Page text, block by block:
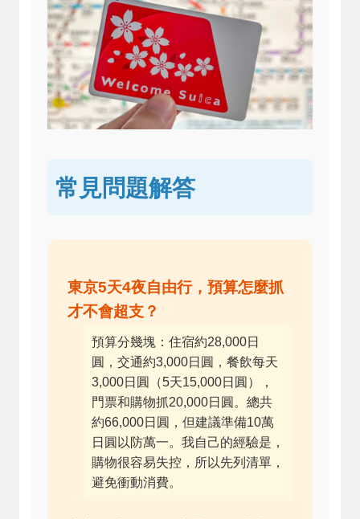
常見問題解答
東京5天4夜自由行，預算怎麼抓
才不會超支？
預算分幾塊：住宿約28,000日
圓，交通約3,000日圓，餐飲每天
3,000日圓（5天15,000日圓），
門票和購物抓20,000日圓。總共
約66,000日圓，但建議準備10萬
日圓以防萬一。我自己的經驗是，
購物很容易失控，所以先列清單，
避免衝動消費。